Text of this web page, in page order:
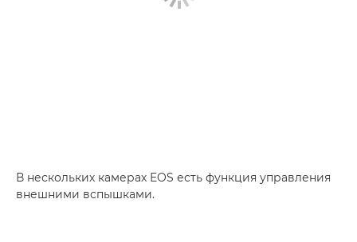
В нескольких камерах EOS есть функция управления
внешними вспышками.